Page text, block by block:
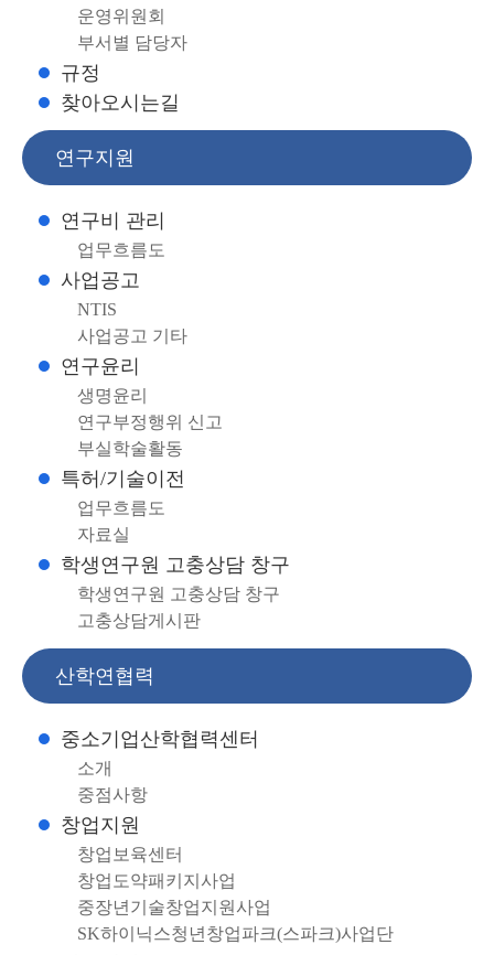
운영위원회
부서별 담당자
규정
찾아오시는길
연구지원
연구비 관리
업무흐름도
사업공고
NTIS
사업공고 기타
연구윤리
생명윤리
연구부정행위 신고
부실학술활동
특허/기술이전
업무흐름도
자료실
학생연구원 고충상담 창구
학생연구원 고충상담 창구
고충상담게시판
산학연협력
중소기업산학협력센터
소개
중점사항
창업지원
창업보육센터
창업도약패키지사업
중장년기술창업지원사업
SK하이닉스청년창업파크(스파크)사업단